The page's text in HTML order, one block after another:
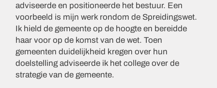
adviseerde en positioneerde het bestuur. Een
voorbeeld is mijn werk rondom de Spreidingswet.
Ik hield de gemeente op de hoogte en bereidde
haar voor op de komst van de wet. Toen
gemeenten duidelijkheid kregen over hun
doelstelling adviseerde ik het college over de
strategie van de gemeente.